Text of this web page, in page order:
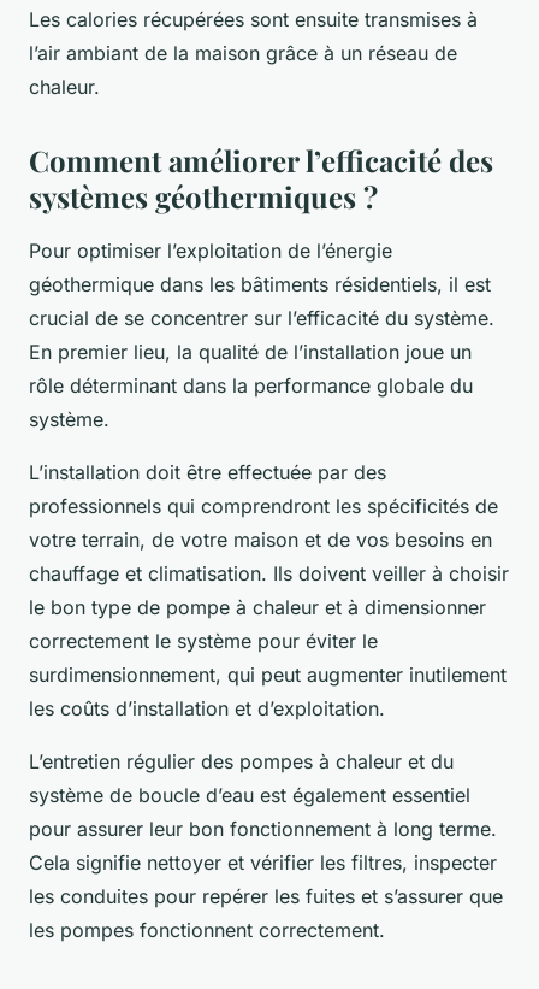
Les calories récupérées sont ensuite transmises à
l’air ambiant de la maison grâce à un réseau de
chaleur.
Comment améliorer l’efficacité des
systèmes géothermiques ?
Pour optimiser l’exploitation de l’énergie
géothermique dans les bâtiments résidentiels, il est
crucial de se concentrer sur l’efficacité du système.
En premier lieu, la qualité de l’installation joue un
rôle déterminant dans la performance globale du
système.
L’installation doit être effectuée par des
professionnels qui comprendront les spécificités de
votre terrain, de votre maison et de vos besoins en
chauffage et climatisation. Ils doivent veiller à choisir
le bon type de pompe à chaleur et à dimensionner
correctement le système pour éviter le
surdimensionnement, qui peut augmenter inutilement
les coûts d’installation et d’exploitation.
L’entretien régulier des pompes à chaleur et du
système de boucle d’eau est également essentiel
pour assurer leur bon fonctionnement à long terme.
Cela signifie nettoyer et vérifier les filtres, inspecter
les conduites pour repérer les fuites et s’assurer que
les pompes fonctionnent correctement.